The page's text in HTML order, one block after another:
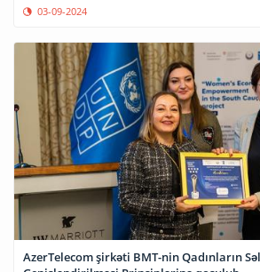
03-09-2024
AzerTelecom şirkəti BMT-nin Qadınların